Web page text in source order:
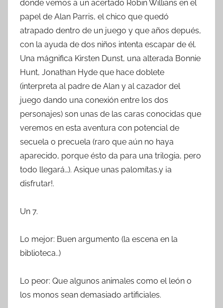
donde vemos a un acertado Robin Willians en el
papel de Alan Parris, el chico que quedó
atrapado dentro de un juego y que años depués,
con la ayuda de dos niños intenta escapar de él.
Una mágnifica Kirsten Dunst, una alterada Bonnie
Hunt, Jonathan Hyde que hace doblete
(interpreta al padre de Alan y al cazador del
juego dando una conexión entre los dos
personajes) son unas de las caras conocidas que
veremos en esta aventura con potencial de
secuela o precuela (raro que aún no haya
aparecido, porque ésto da para una trilogia, pero
todo llegará…). Asique unas palomítas,y ¡a
disfrutar!.
Un 7.
Lo mejor: Buen argumento (la escena en la
biblioteca..)
Lo peor: Que algunos animales como el león o
los monos sean demasiado artificiales.